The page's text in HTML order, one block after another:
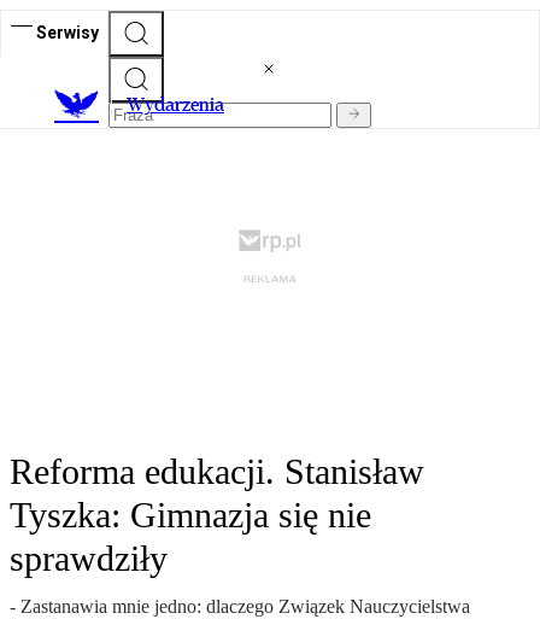
Serwisy
Wydarzenia
Reforma edukacji. Stanisław
Tyszka: Gimnazja się nie
sprawdziły
- Zastanawia mnie jedno: dlaczego Związek Nauczycielstwa